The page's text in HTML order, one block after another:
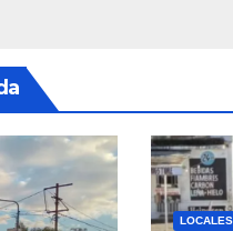
LOCALES